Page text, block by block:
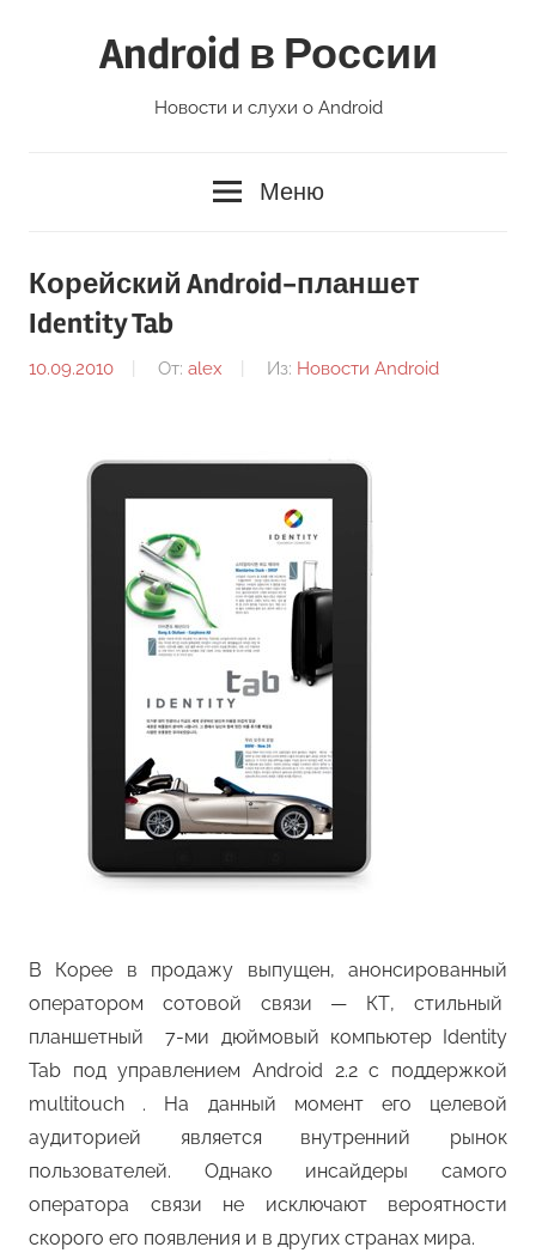
Android в России
Новости и слухи о Android
Меню
Корейский Android-планшет
Identity Tab
10.09.2010 От: alex Из: Новости Android
В Корее в продажу выпущен, анонсированный
оператором сотовой связи — КТ, стильный
планшетный 7-ми дюймовый компьютер Identity
Tab под управлением Android 2.2 с поддержкой
multitouch . На данный момент его целевой
аудиторией является внутренний рынок
пользователей. Однако инсайдеры самого
оператора связи не исключают вероятности
скорого его появления и в других странах мира.